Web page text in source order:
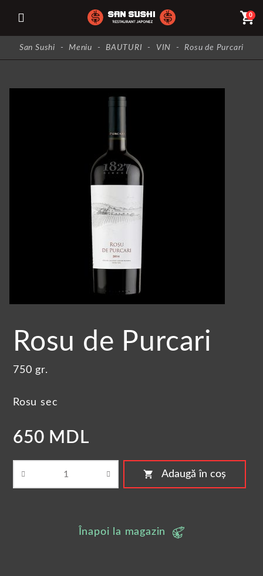
0
shopping_cart
San Sushi - Meniu - BAUTURI - VIN - Rosu de Purcari
Rosu de Purcari
750 gr.
Rosu sec
650 MDL
shopping_cart Adaugă în coș
Înapoi la magazin